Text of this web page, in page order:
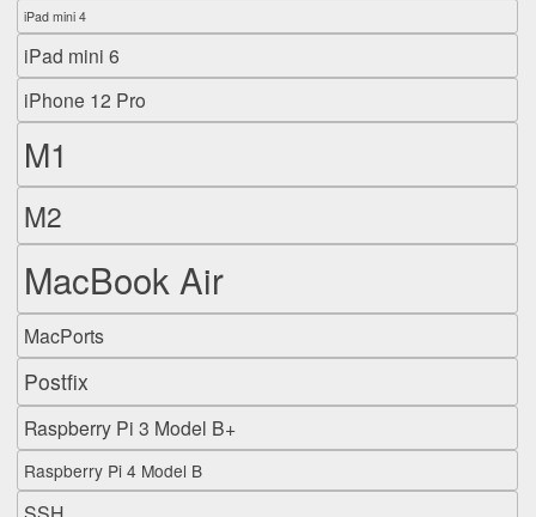
iPad mini 4
iPad mini 6
iPhone 12 Pro
M1
M2
MacBook Air
MacPorts
Postfix
Raspberry Pi 3 Model B+
Raspberry Pi 4 Model B